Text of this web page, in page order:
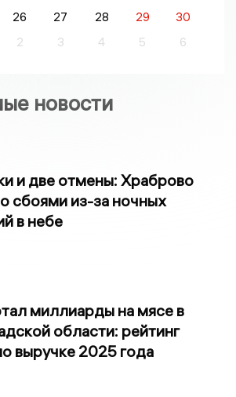
26 27 28 29
30
2 3 4 5 6
новости
и две отмены: Храброво
сбоями из-за ночных
в небе
миллиарды на мясе в
области: рейтинг
выручке 2025 года